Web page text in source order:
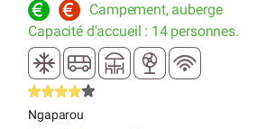
Campement, auberge
Capacité d'accueil : 14 personnes.
Ngaparou